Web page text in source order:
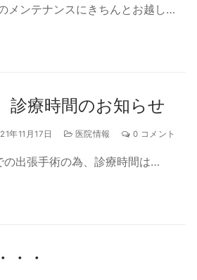
メンテナンスにきちんとお越し…
診療時間のお知らせ
年11月17日 医院情報 0 コメント
の出張手術の為、診療時間は…
・・